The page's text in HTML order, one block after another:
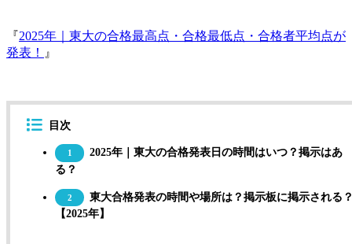
『2025年｜東大の合格最高点・合格最低点・合格者平均点が
発表！
』
目次
1
2025年｜東大の合格発表日の時間はいつ？掲示はあ
る？
2
東大合格発表の時間や場所は？掲示板に掲示される
【2025年】